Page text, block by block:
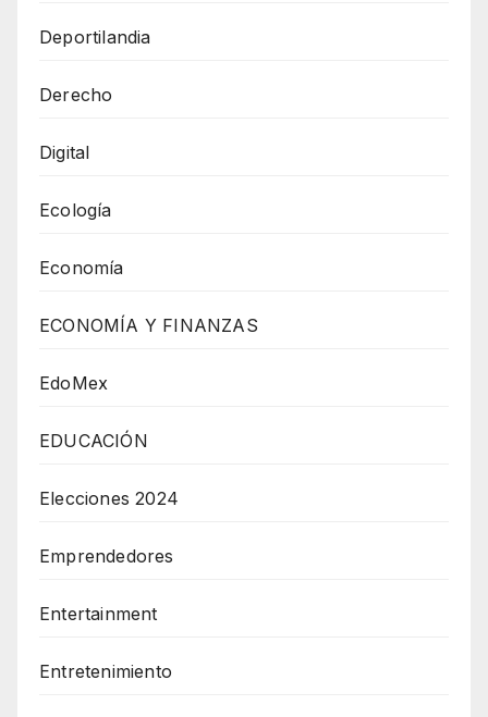
Deportilandia
Derecho
Digital
Ecología
Economía
ECONOMÍA Y FINANZAS
EdoMex
EDUCACIÓN
Elecciones 2024
Emprendedores
Entertainment
Entretenimiento